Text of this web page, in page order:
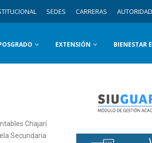
SEDES CARRERAS
EXTENSIÓN BIENESTAR
Chajarí
Secundaria